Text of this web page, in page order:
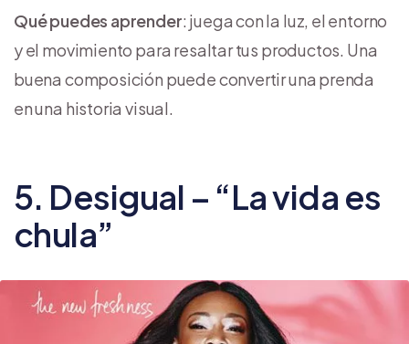
Qué puedes aprender: juega con la luz, el entorno
y el movimiento para resaltar tus productos. Una
buena composición puede convertir una prenda
en una historia visual.
5. Desigual – “La vida es
chula”